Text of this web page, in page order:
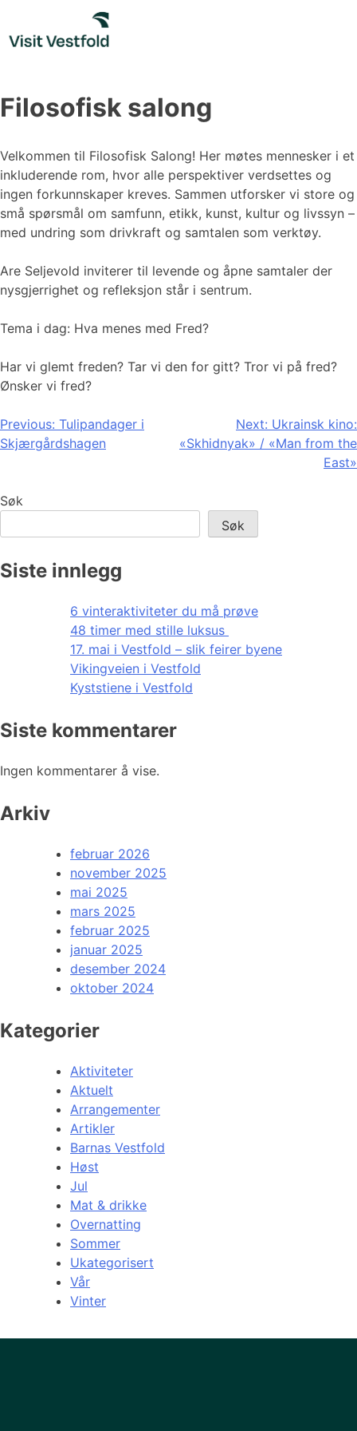
content
Filosofisk salong
Velkommen til Filosofisk Salong! Her møtes mennesker i et
inkluderende rom, hvor alle perspektiver verdsettes og
ingen forkunnskaper kreves. Sammen utforsker vi store og
små spørsmål om samfunn, etikk, kunst, kultur og livssyn –
med undring som drivkraft og samtalen som verktøy.
Are Seljevold inviterer til levende og åpne samtaler der
nysgjerrighet og refleksjon står i sentrum.
Tema i dag: Hva menes med Fred?
Har vi glemt freden? Tar vi den for gitt? Tror vi på fred?
Ønsker vi fred?
Innleggsnavigasjon
Previous: Tulipandager i
Skjærgårdshagen
Next: Ukrainsk kino:
«Skhidnyak» / «Man from the
East»
Søk
Søk
Siste innlegg
6 vinteraktiviteter du må prøve
48 timer med stille luksus
17. mai i Vestfold – slik feirer byene
Vikingveien i Vestfold
Kyststiene i Vestfold
Siste kommentarer
Ingen kommentarer å vise.
Arkiv
februar 2026
november 2025
mai 2025
mars 2025
februar 2025
januar 2025
desember 2024
oktober 2024
Kategorier
Aktiviteter
Aktuelt
Arrangementer
Artikler
Barnas Vestfold
Høst
Jul
Mat & drikke
Overnatting
Sommer
Ukategorisert
Vår
Vinter